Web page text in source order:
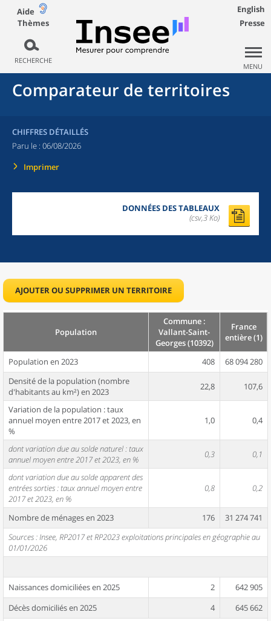
Aide
Thèmes
RECHERCHE
English
Presse
MENU
Comparateur de territoires
CHIFFRES DÉTAILLÉS
Paru le : 06/08/2026
Imprimer
DONNÉES DES TABLEAUX
(csv,3 Ko)
AJOUTER OU SUPPRIMER UN TERRITOIRE
Population
Commune :
Vallant-Saint-
Georges (10392)
France
entière (1)
Population en 2023 408
68 094 280
Densité de la population (nombre
d'habitants au km²) en 2023
22,8 107,6
Variation de la population : taux
annuel moyen entre 2017 et 2023, en
%
1,0 0,4
dont variation due au solde naturel : taux
annuel moyen entre 2017 et 2023, en %
0,3 0,1
dont variation due au solde apparent des
entrées sorties : taux annuel moyen entre
2017 et 2023, en %
0,8 0,2
Nombre de ménages en 2023 176
31 274 741
Sources : Insee, RP2017 et RP2023 exploitations principales en géographie au
01/01/2026
Naissances domiciliées en 2025 2
642 905
Décès domiciliés en 2025
4
645 662